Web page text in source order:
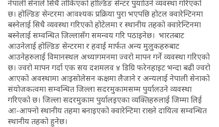
नेपाली सेनाले सिधै तोकिएको होल्डिङ सेन्टर पुर्यााउने व्यवस्था गरिएको
छ। होल्डिङ सेन्टरमा आवश्यक प्रक्रिया पुरा भएपछि होटल क्वारेन्टिनमा
बस्नेलाई सिधै व्यवस्था गरिएको होटेलमा र स्थानीय तहको क्वारेन्टिनमा
बस्नेलाई सम्वन्धित जिल्लासँग समन्वय गरि पठाइनेछ। भारतबाट
आउनेलाई होल्डिङ सेन्टरमा र हवाई मार्फत अन्य मुलुकहरुबाट
आउनेहरुलाई विमानस्थल अध्यागमनमा ज्वरो मापन गर्ने व्यवस्था गरिएको
छ। ज्वरो मापन गर्दा एक सय दशमलव ४ डिग्रि फरेनहाइट भन्दा बढी ज्वरो
आएको अवस्थामा आइसोलेसन कक्षमा लैजाने र अन्यलाई नेपाली सेनाको
संयोजकत्वमा सम्वन्धित जिल्ला सदरमुकामसम्म पुर्यालउने व्यवस्था
गरिएको छ। जिल्ला सदरमुकाम पुर्यालइएका व्यक्तिहरुलाई जिम्मा लिई
आ-आफ्नो स्थानीय तहमा बनाइएको क्वारेन्टिमा राख्ने दायित्व सम्वन्धित
स्थानीय तहको हुनेछ।